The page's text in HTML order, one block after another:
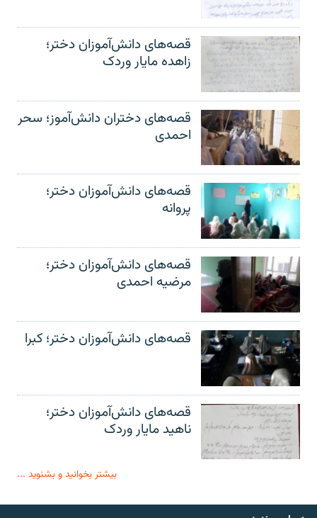
قصه‌های دانش‌آموزان دختر؛
زاهده مایار وردک
قصه‌های دختران دانش‌آموز؛ سحر
احمدی
قصه‌های دانش‌آموزان دختر؛
پروانه
قصه‌های دانش‌آموزان دختر؛
مرضیه احمدی
قصه‌های دانش‌آموزان دختر؛ کبرا
قصه‌های دانش‌آموزان دختر؛
ناهید مایار وردک
بیشتر بخوانید و بشنوید ...